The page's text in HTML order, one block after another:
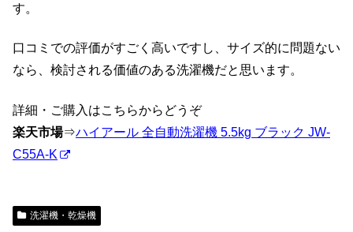
す。
口コミでの評価がすごく高いですし、サイズ的に問題ない
なら、検討される価値のある洗濯機だと思います。
詳細・ご購入はこちらからどうぞ
楽天市場⇒ハイアール 全自動洗濯機 5.5kg ブラック JW-
C55A-K
洗濯機・乾燥機